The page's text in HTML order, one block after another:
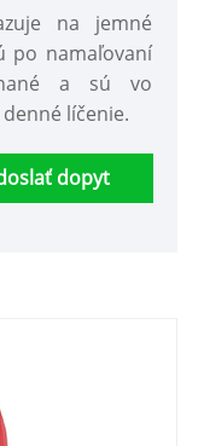
na jemné
po namaľovaní
a sú vo
líčenie.
dopyt